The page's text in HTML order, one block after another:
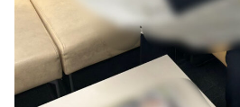
新婚さんいらっしゃい！
ポツンと一軒家
ザキ山小屋本館